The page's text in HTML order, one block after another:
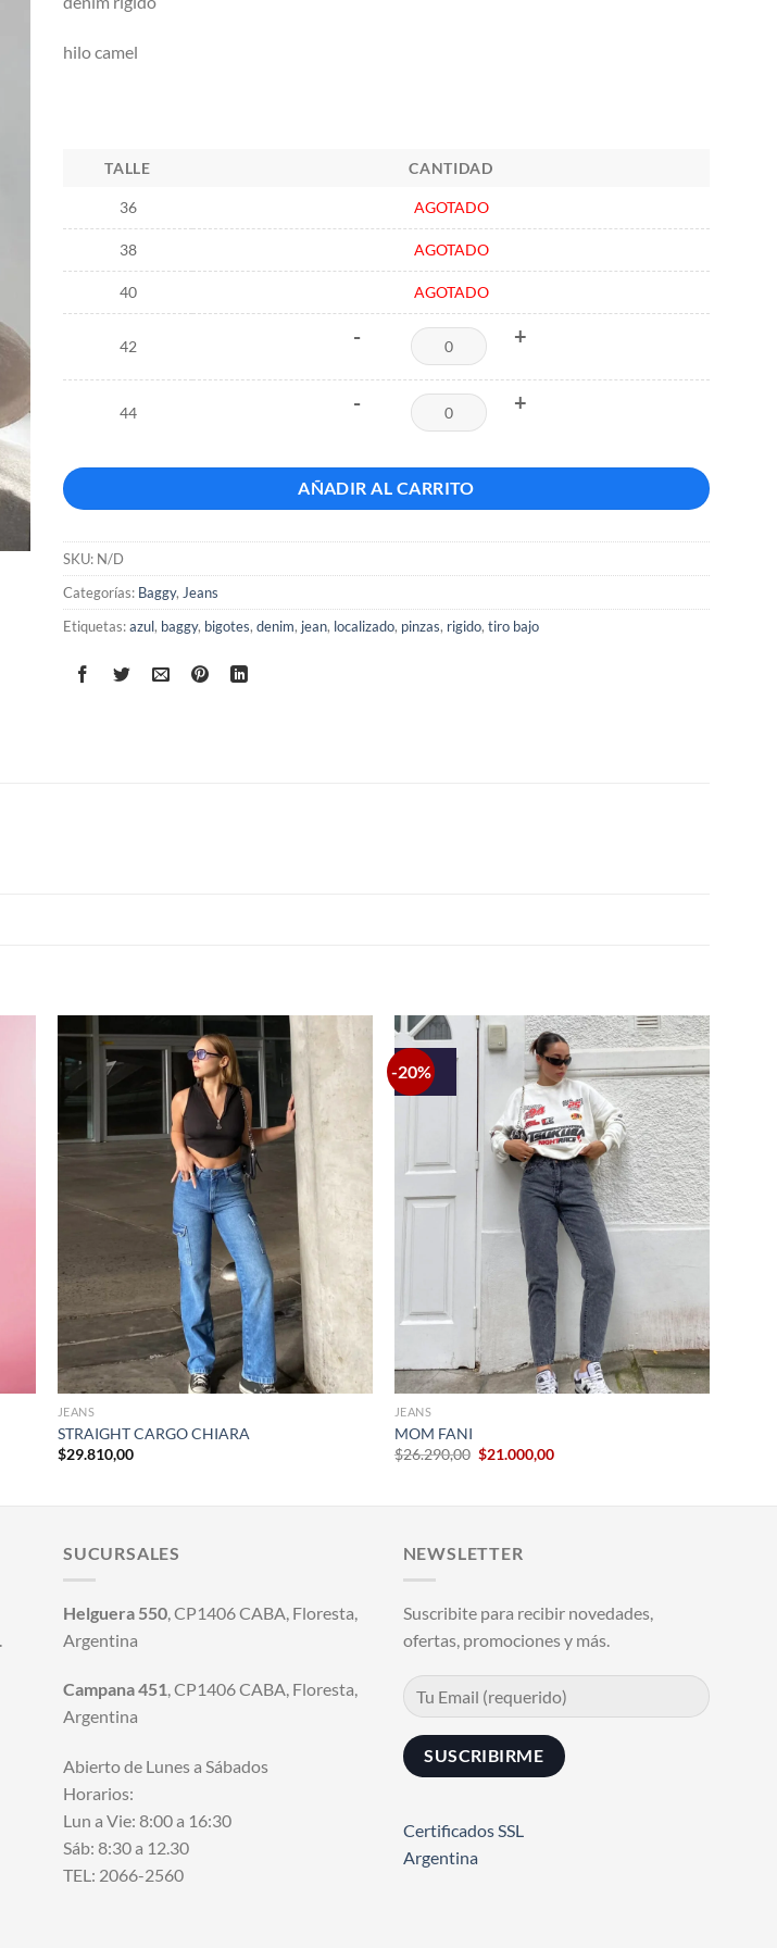
hilo camel
TALLE CANTIDAD
36 AGOTADO
38 AGOTADO
40 AGOTADO
42 - +
44 - +
AÑADIR AL CARRITO
SKU: N/D
Categorías: Baggy, Jeans
Etiquetas:azul, baggy, bigotes, denim, jean, localizado, pinzas, rigido, tiro bajo
+
JEANS
STRAIGHT CARGO CHIARA
$29.810,00
-20%
+
JEANS
MOM FANI
$26.290,00 El
$21.000,00El
SUCURSALES
Helguera 550 , CP1406 CABA, Floresta,
Argentina
Campana 451, CP1406 CABA, Floresta,
Argentina
Abierto de Lunes a Sábados
Horarios:
Lun a Vie: 8:00 a 16:30
Sáb: 8:30 a 12.30
TEL: 2066-2560
NEWSLETTER
Suscribite para recibir novedades,
ofertas, promociones y más.
Certificados SSL
Argentina